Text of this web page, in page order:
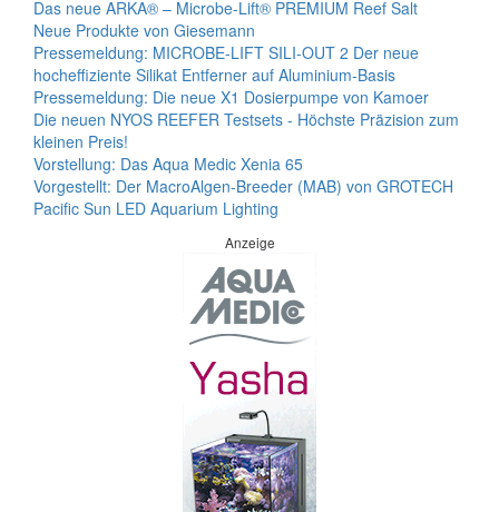
Das neue ARKA® – Microbe-Lift® PREMIUM Reef Salt
Neue Produkte von Giesemann
Pressemeldung: MICROBE-LIFT SILI-OUT 2 Der neue
hocheffiziente Silikat Entferner auf Aluminium-Basis
Pressemeldung: Die neue X1 Dosierpumpe von Kamoer
Die neuen NYOS REEFER Testsets - Höchste Präzision zum
kleinen Preis!
Vorstellung: Das Aqua Medic Xenia 65
Vorgestellt: Der MacroAlgen-Breeder (MAB) von GROTECH
Pacific Sun LED Aquarium Lighting
Anzeige